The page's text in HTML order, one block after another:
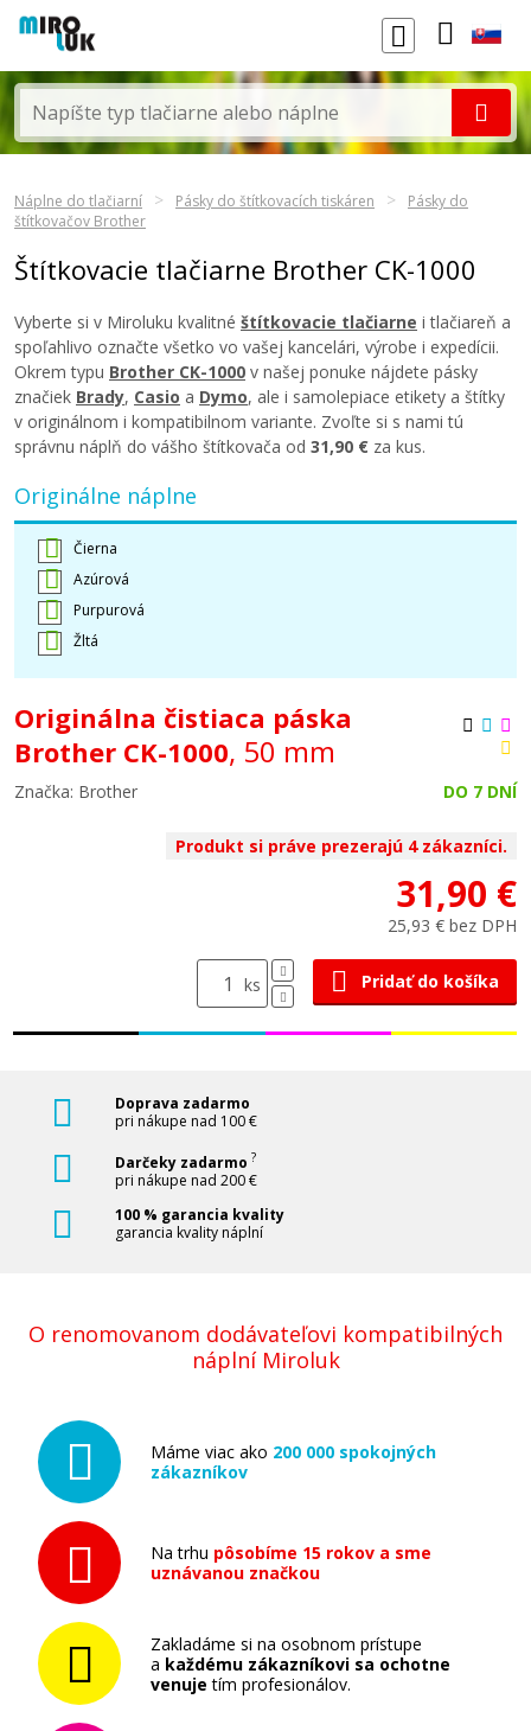
Náplne do tlačiarní Pásky do štítkovacích tiskáren
Pásky do
štítkovačov Brother
Štítkovacie tlačiarne Brother CK-1000
Vyberte si v Miroluku kvalitné štítkovacie tlačiarne i tlačiareň a
spoľahlivo označte všetko vo vašej kancelári, výrobe i expedícii.
Okrem typu Brother CK-1000 v našej ponuke nájdete pásky
značiek Brady, Casio a Dymo, ale i samolepiace etikety a štítky
v originálnom i kompatibilnom variante. Zvoľte si s nami tú
správnu náplň do vášho štítkovača od 31,90 € za kus.
Originálne náplne
Čierna
Azúrová
Purpurová
Žltá
Originálna čistiaca páska
Brother CK-1000, 50 mm
Značka: Brother DO 7 DNÍ
Produkt si práve prezerajú 4 zákazníci.
31,90 €
25,93 € bez DPH
ks Pridať do košíka
Doprava zadarmo
pri nákupe nad 100 €
Darčeky zadarmo ?
pri nákupe nad 200 €
100 % garancia kvality
garancia kvality náplní
O renomovanom dodávateľovi kompatibilných
náplní Miroluk
Máme viac ako 200 000 spokojných
zákazníkov
Na trhu pôsobíme 15 rokov a sme
uznávanou značkou
Zakladáme si na osobnom prístupe
a každému zákazníkovi sa ochotne
venuje tím profesionálov.